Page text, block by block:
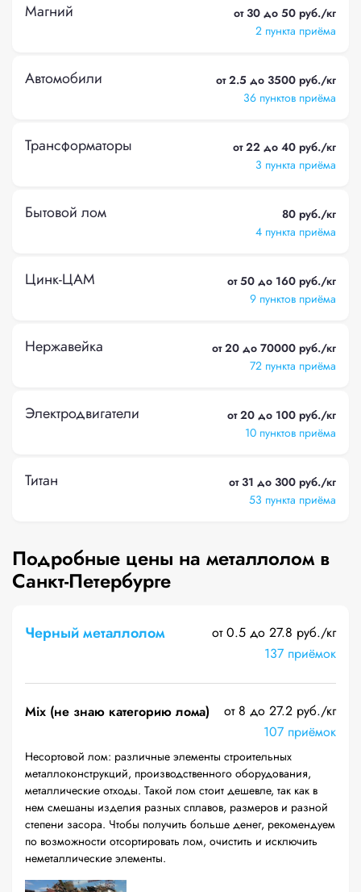
Магний
от 30 до 50 руб./кг
2 пункта приёма
Автомобили
от 2.5 до 3500 руб./кг
36 пунктов приёма
Трансформаторы
от 22 до 40 руб./кг
3 пункта приёма
Бытовой лом
80 руб./кг
4 пункта приёма
Цинк-ЦАМ
от 50 до 160 руб./кг
9 пунктов приёма
Нержавейка
от 20 до 70000 руб./кг
72 пункта приёма
Электродвигатели
от 20 до 100 руб./кг
10 пунктов приёма
Титан
от 31 до 300 руб./кг
53 пункта приёма
Подробные цены на металлолом в
Санкт-Петербурге
Черный металлолом
от 0.5 до 27.8 руб./кг
137 приёмок
Mix (не знаю категорию лома)
от 8 до 27.2 руб./кг
107 приёмок
Несортовой лом: различные элементы строительных
металлоконструкций, производственного оборудования,
металлические отходы. Такой лом стоит дешевле, так как в
нем смешаны изделия разных сплавов, размеров и разной
степени засора. Чтобы получить больше денег, рекомендуем
по возможности отсортировать лом, очистить и исключить
неметаллические элементы.